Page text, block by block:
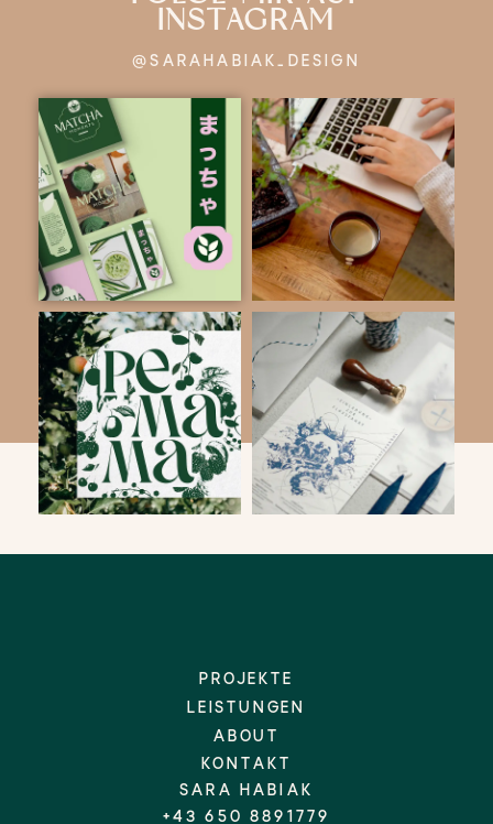
INSTAGRAM
@SARAHABIAK_DESIGN
PROJEKTE
LEISTUNGEN
ABOUT
KONTAKT
SARA HABIAK
+43 650 8891779